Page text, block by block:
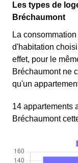
Les types de
Bréchaumont
La
d'habitation
effet, pour le
Bréchaumont ne
qu'un
14 appartements
Bréchaumont